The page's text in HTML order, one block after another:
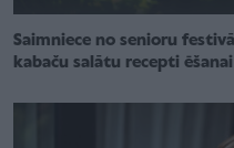
Saimniece no senioru
kabaču salātu recepti